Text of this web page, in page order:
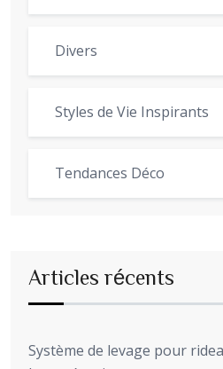
Divers
Styles de Vie Inspirants
Tendances Déco
Articles récents
Système de levage pour